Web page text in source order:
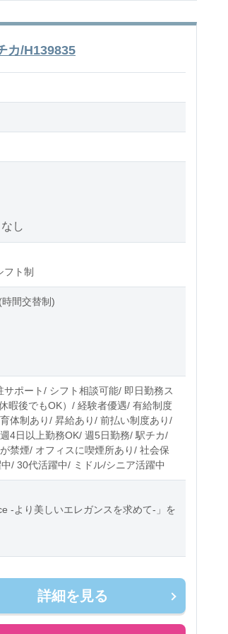
カ/H139835
し
フト制
間交替制)
ポート/ シフト相談可能/ 即日勤務ス
暇後でもOK）/ 経験者優遇/ 有給制度
体制あり/ 昇給あり/ 前払い制度あり/
4日以上勤務OK/ 週5日勤務/ 駅チカ/
禁煙/ オフィスに喫煙所あり/ 社会保
/ 30代活躍中/ ミドル/シニア活躍中
‐より美しいエレガンスを求めて‐」を
なデザインの服作りにこだわり、
詳細を見る